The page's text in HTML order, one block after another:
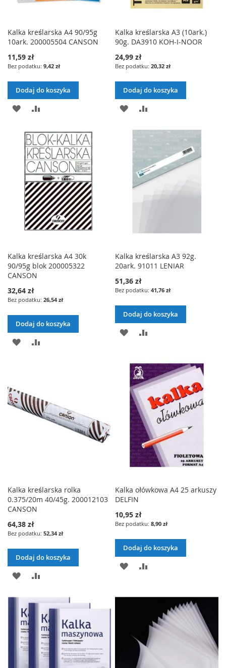
Kalka kreślarska A4 90/95g
10ark. 200005504 CANSON
11,59 zł
9,42 zł
Dodaj do koszyka
DODAJ
LISTY
ŻYCZEŃ
Kalka kreślarska A3 (10ark.)
90g. DA3910 KOH-I-NOOR
24,99 zł
20,32 zł
Dodaj do koszyka
DODAJ
LISTY
ŻYCZEŃ
Kalka kreślarska A4 30k
90/95g blok 200005322
CANSON
32,64 zł
26,54 zł
Dodaj do koszyka
DODAJ
ŻYCZEŃ
Kalka kreślarska A3 92g.
20ark. 91011 LENIAR
51,36 zł
41,76 zł
Dodaj do koszyka
DODAJ
LISTY
ŻYCZEŃ
Kalka kreślarska rolka
0.375/20m 40/45g. 200012103
CANSON
64,38 zł
52,34 zł
Dodaj do koszyka
DODAJ
LISTY
ŻYCZEŃ
Kalka ołówkowa A4 25 arkuszy
DELFIN
10,95 zł
8,90 zł
Dodaj do koszyka
DODAJ
LISTY